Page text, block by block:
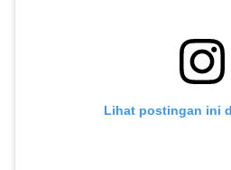
Lihat postingan ini